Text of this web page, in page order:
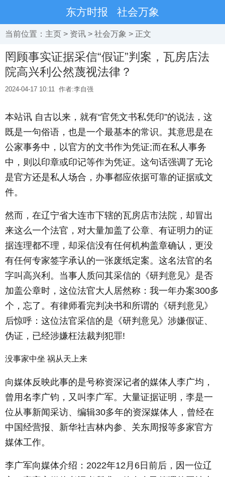
东方时报 社会万象
当前位置： 主页 > 资讯 > 社会万象 > 正文
罔顾事实证据采信“假证”判案，瓦房店法
院高兴利公然蔑视法律？
2024-04-17 10:11 作者:李自强
本站讯 自古以来，就有“官凭文书私凭印”的说法，这
既是一句俗语，也是一个最基本的常识。其意思是在
公家事务中，以官方的文书作为凭证;而在私人事务
中，则以印章或印记等作为凭证。这句话强调了无论
是官方还是私人场合，办事都应依据可靠的证据或文
件。
然而，在辽宁省大连市下辖的瓦房店市法院，却冒出
来这么一个法官，对大量加盖了公章、有证明力的证
据连理都不理，却采信没有任何机构盖章确认，更没
有任何专家签字承认的一张废纸定案。这名法官的名
字叫高兴利。当事人质问其采信的《研判意见》是否
加盖公章时，这位法官大人居然称：我一年办案300多
个，忘了。有律师看完判决书和所谓的《研判意见》
后惊呼：这位法官采信的是《研判意见》涉嫌假证、
伪证，已经涉嫌枉法裁判犯罪!
没事家中坐 祸从天上来
向媒体反映此事的是号称资深记者的媒体人李广均，
曾用名李广钧，又叫李广军。大量证据证明，李是一
位从事新闻采访、编辑30多年的资深媒体人，曾经在
中国经营报、新华社吉林内参、关东周报等多家官方
媒体工作。
李广军向媒体介绍：2022年12月6日前后，因一位辽